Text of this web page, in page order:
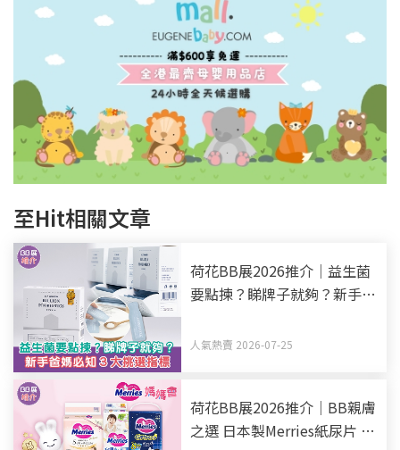
至Hit相關文章
荷花BB展2026推介｜益生菌
要點揀？睇牌子就夠？新手爸
人氣熱賣 2026-07-25
荷花BB展2026推介｜BB親膚
之選 日本製Merries紙尿片 媽